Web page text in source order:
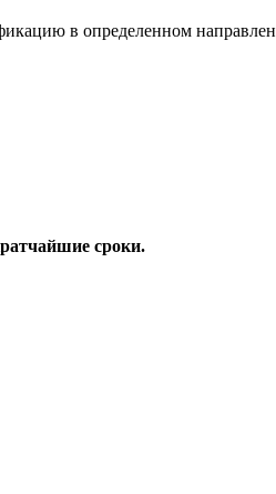
в определенном
сроки.